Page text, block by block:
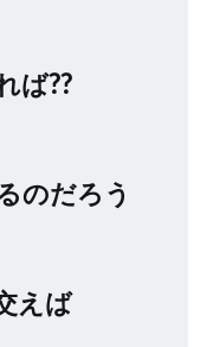
ば??
のだろう
えば